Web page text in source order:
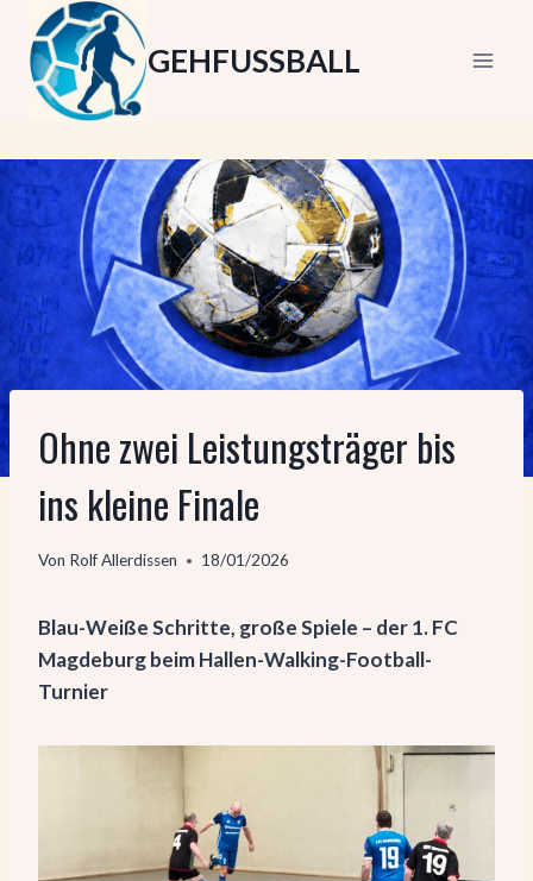
Inhalt
springen
GEHFUSSBALL
Ohne zwei Leistungsträger bis
ins kleine Finale
Von Rolf Allerdissen 18/01/2026
Blau-Weiße Schritte, große Spiele – der 1. FC
Magdeburg beim Hallen-Walking-Football-
Turnier